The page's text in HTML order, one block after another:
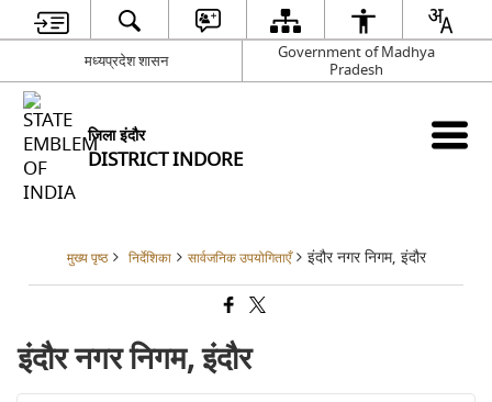
मध्यप्रदेश शासन
Government of Madhya
Pradesh
जिला इंदौर
DISTRICT INDORE
मुख्य पृष्ठ निर्देशिका सार्वजनिक उपयोगिताएँ इंदौर नगर निगम, इंदौर
इंदौर नगर निगम, इंदौर